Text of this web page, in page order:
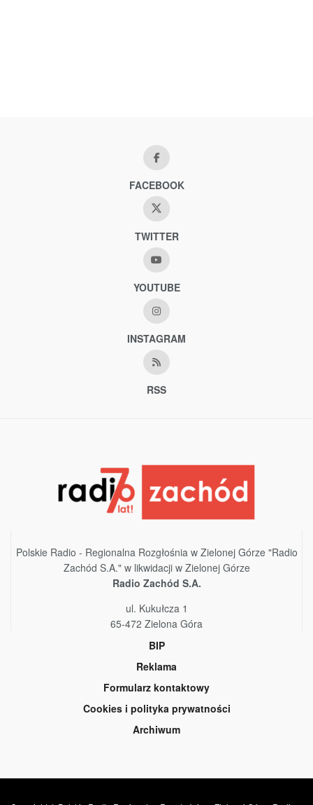
FACEBOOK
TWITTER
YOUTUBE
INSTAGRAM
RSS
Polskie Radio - Regionalna Rozgłośnia w Zielonej Górze "Radio
Zachód S.A." w likwidacji w Zielonej Górze
Radio Zachód S.A.
ul. Kukułcza 1
65-472 Zielona Góra
BIP
Reklama
Formularz kontaktowy
Cookies i polityka prywatności
Archiwum